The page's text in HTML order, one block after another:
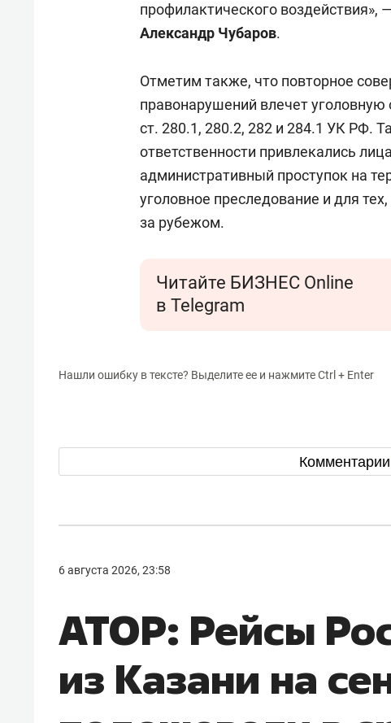
профилактического воздействия»,
Александр Чубаров.
Отметим также, что повторное
правонарушений влечет уголовную
ст. 280.1, 280.2, 282 и 284.1 УК РФ.
ответственности привлекались
административный проступок на
уголовное преследование и для
за рубежом.
Читайте БИЗНЕС Online
в Telegram
Нашли ошибку в тексте? Выделите ее и нажмите Ctrl + Enter
Комментарии
6 августа 2026, 23:58
АТОР: Рейсы
из Казани на